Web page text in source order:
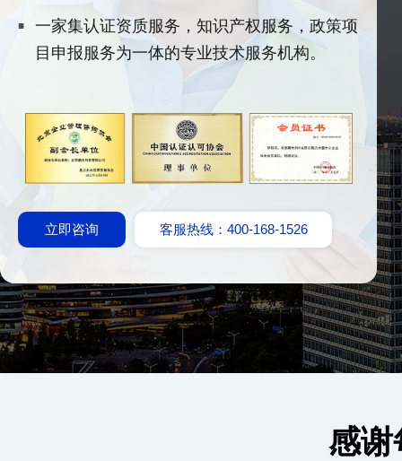
一家集认证资质服务，知识产权服务，政策项
目申报服务为一体的专业技术服务机构。
立即咨询 客服热线：400-168-1526
感谢